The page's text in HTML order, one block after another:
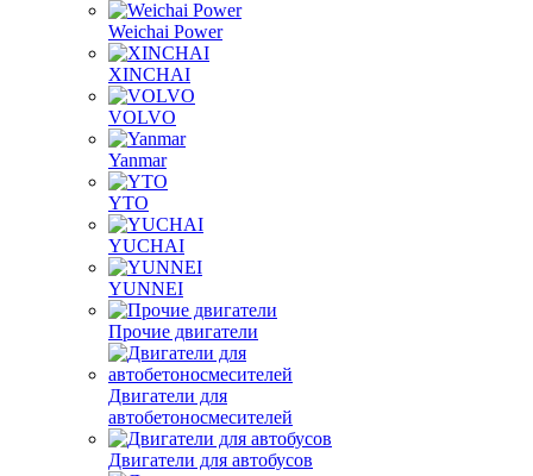
Weichai Power
XINCHAI
VOLVO
Yanmar
YTO
YUCHAI
YUNNEI
Прочие двигатели
Двигатели для
автобетоносмесителей
Двигатели для автобусов